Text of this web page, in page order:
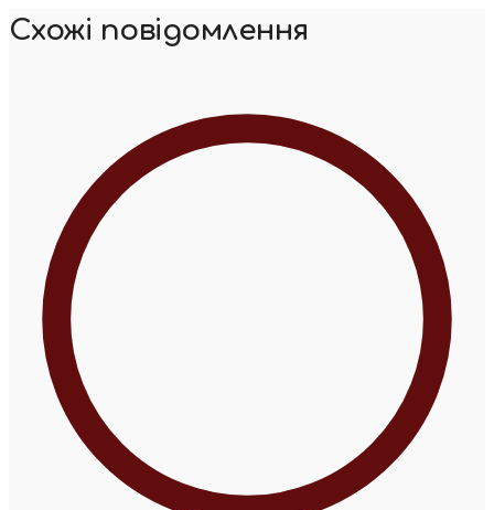
Схожі повідомлення